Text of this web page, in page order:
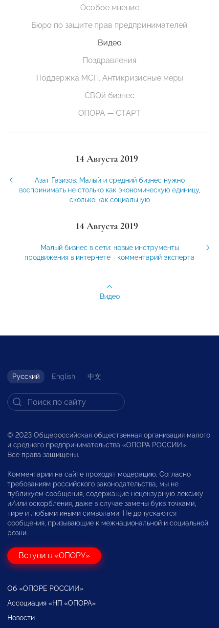
Особое мнение
Бюро по защите прав предпринимателей
Видео
Поздравления
Поддержка МСП. Антикризисные меры
СВОй бизнес
ОПОРА — СТАРТ
14 Августа 2019
Азат Газизов: Малый и средний бизнес нужно
воспринимать не столько как экономическую единицу,
сколько как социальную
14 Августа 2019
Малый бизнес в сети: новые инструменты
продвижения в интернете - комментарий эксперта
Видео
Русский English 中文
© 2023 Общероссийская общественная организация малого
и среднего предпринимательства «ОПОРА РОССИИ».
Все права защищены.
Комментарии на сайте проходят модерацию. Согласно
требованиям российского законодательства, мы не
публикуем сообщения, содержащие нецензурную лексику
и/или оскорбления, даже в случае замены букв точками,
тире и любыми иными символами. Не допускаются
сообщения, призывающие к межнациональной и социальной
розни.
Вступи в «ОПОРУ»
Об «ОПОРЕ РОССИИ»
Ассоциация «НП «ОПОРА»
Новости